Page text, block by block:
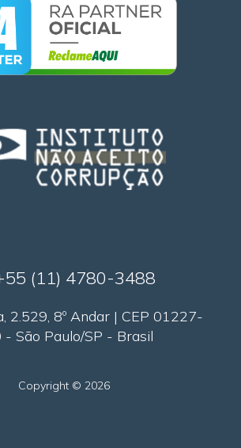
(11) 4780-3488
2.529, 8º Andar | CEP 01227-
- São Paulo/SP - Brasil
Copyright © 2026